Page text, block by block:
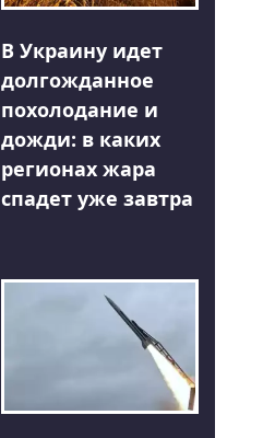
В Украину идет
долгожданное
похолодание и
дожди: в каких
регионах жара
спадет уже завтра